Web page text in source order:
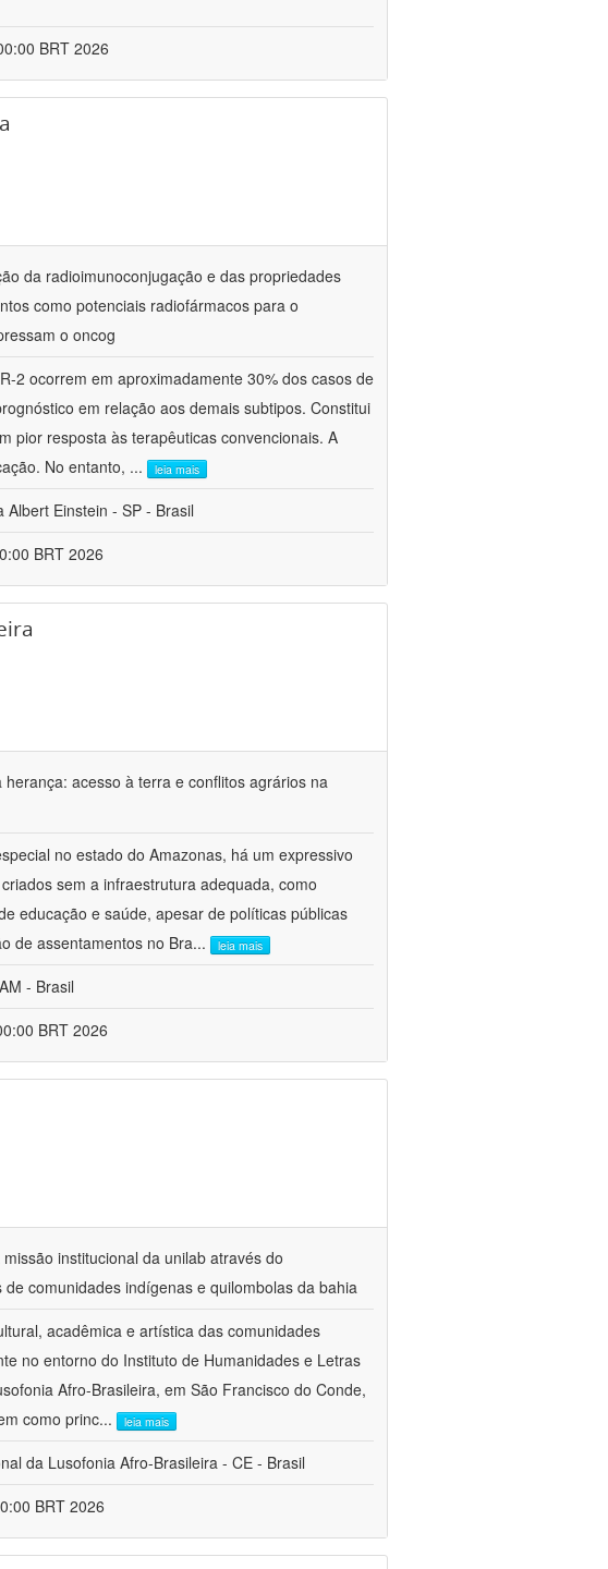
BRT 2026
da radioimunoconjugação e das propriedades
como potenciais radiofármacos para o
o oncog
2 ocorrem em aproximadamente 30% dos casos de
em relação aos demais subtipos. Constitui
pior resposta às terapêuticas convencionais. A
No entanto, ... leia mais
Einstein - SP - Brasil
BRT 2026
acesso à terra e conflitos agrários na
no estado do Amazonas, há um expressivo
sem a infraestrutura adequada, como
educação e saúde, apesar de políticas públicas
de assentamentos no Bra... leia mais
- Brasil
BRT 2026
institucional da unilab através do
comunidades indígenas e quilombolas da bahia
acadêmica e artística das comunidades
no entorno do Instituto de Humanidades e Letras
Afro-Brasileira, em São Francisco do Conde,
como princ... leia mais
da Lusofonia Afro-Brasileira - CE - Brasil
BRT 2026